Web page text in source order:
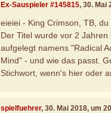
Ex-Sauspieler #145815, 30. Mai
eieiei - King Crimson, TB,
Der Titel wurde vor 2
aufgelegt namens "Radical
Mind" - und wie das passt.
Stichwort, wenn's hier oder
spielfuehrer, 30. Mai 2018, um